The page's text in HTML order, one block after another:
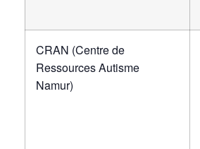
CRAN (Centre de
Ressources Autisme
Namur)